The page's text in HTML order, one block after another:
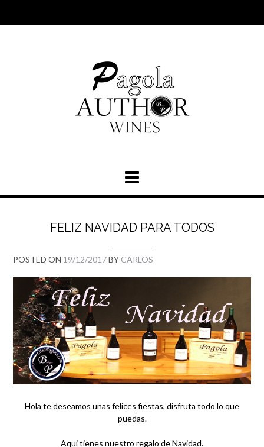
FELIZ NAVIDAD PARA TODOS
POSTED ON 19/12/2017BY CARLOS
Hola te deseamos unas felices fiestas, disfruta todo lo que
puedas.
Aqui tienes nuestro regalo de Navidad.